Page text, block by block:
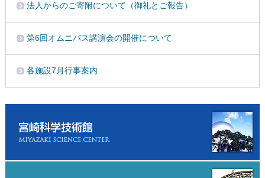
法人からのご寄附について（御礼とご報告）
第6回オムニバス講演会の開催について
各施設7月行事案内